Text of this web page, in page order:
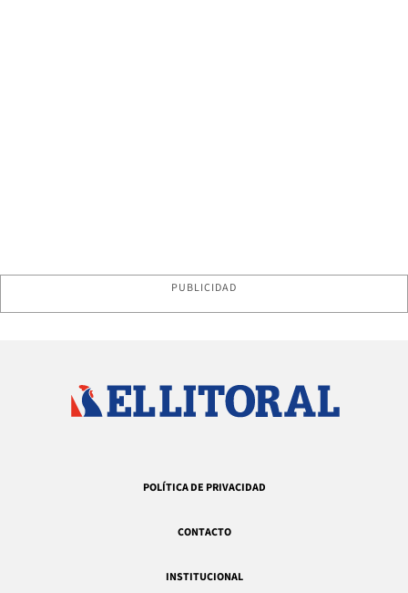
PUBLICIDAD
POLÍTICA DE PRIVACIDAD
CONTACTO
INSTITUCIONAL